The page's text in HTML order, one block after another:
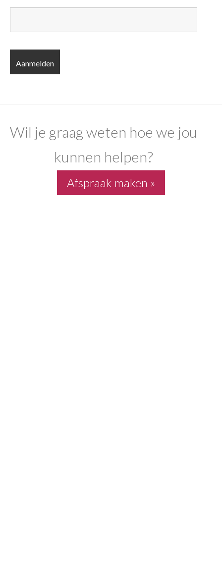
Wil je graag weten hoe we jou
kunnen helpen?
Afspraak maken »